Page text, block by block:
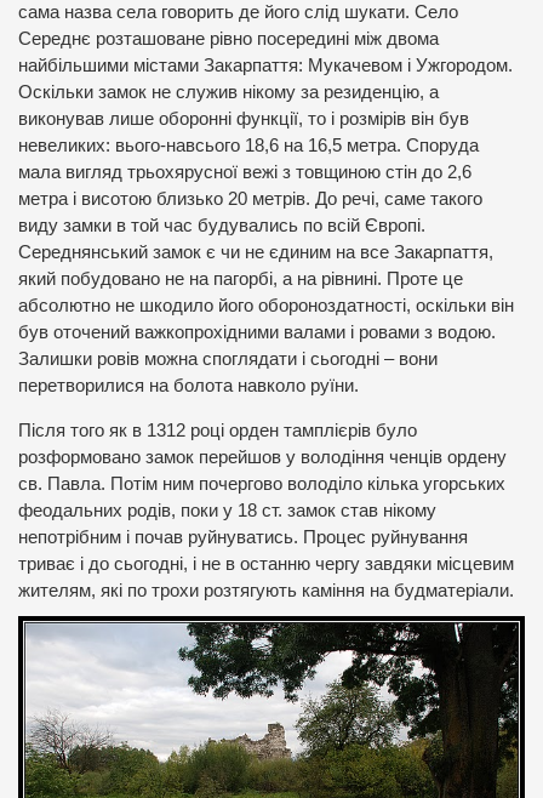
сама назва села говорить де його слід шукати. Село
Середнє розташоване рівно посередині між двома
найбільшими містами Закарпаття: Мукачевом і Ужгородом.
Оскільки замок не служив нікому за резиденцію, а
виконував лише оборонні функції, то і розмірів він був
невеликих: вього-навсього 18,6 на 16,5 метра. Споруда
мала вигляд трьохярусної вежі з товщиною стін до 2,6
метра і висотою близько 20 метрів. До речі, саме такого
виду замки в той час будувались по всій Європі.
Середнянський замок є чи не єдиним на все Закарпаття,
який побудовано не на пагорбі, а на рівнині. Проте це
абсолютно не шкодило його обороноздатності, оскільки він
був оточений важкопрохідними валами і ровами з водою.
Залишки ровів можна споглядати і сьогодні – вони
перетворилися на болота навколо руїни.
Після того як в 1312 році орден тамплієрів було
розформовано замок перейшов у володіння ченців ордену
св. Павла. Потім ним почергово володіло кілька угорських
феодальних родів, поки у 18 ст. замок став нікому
непотрібним і почав руйнуватись. Процес руйнування
триває і до сьогодні, і не в останню чергу завдяки місцевим
жителям, які по трохи розтягують каміння на будматеріали.